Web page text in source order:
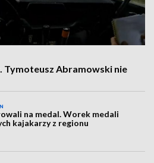
Tymoteusz Abramowski nie
na medal. Worek medali
kajakarzy z regionu